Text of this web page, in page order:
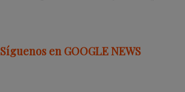
Síguenos en GOOGLE NEWS